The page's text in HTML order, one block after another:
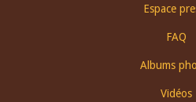
Espace
FAQ
Albums
Vidéos